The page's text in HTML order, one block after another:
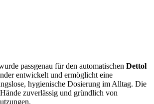
passgenau für den automatischen Dettol
entwickelt und ermöglicht eine
hygienische Dosierung im Alltag. Die
zuverlässig und gründlich von